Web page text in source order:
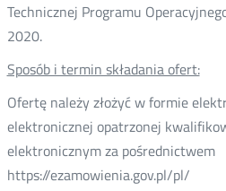
Technicznej Programu
2020.
Sposób i termin składania ofert:
Ofertę należy złożyć w formie
elektronicznej opatrzonej
elektronicznym za pośrednictwem
https://ezamowienia.gov.pl/pl/